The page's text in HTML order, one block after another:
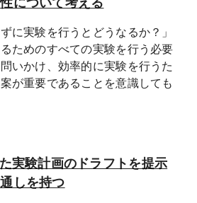
に実験を行うとどうなるか？」
ためのすべての実験を行う必要
いかけ、効率的に実験を行うた
が重要であることを意識しても
実験計画のドラフトを提示
しを持つ